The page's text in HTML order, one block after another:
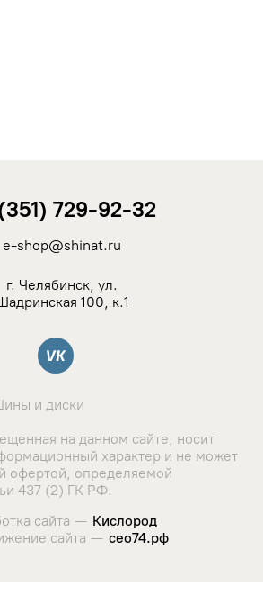
729-92-32
e-shop@shinat.ru
г. Челябинск, ул.
100, к.1
Вконтакте
и диски
на данном сайте, носит
характер и не может
офертой, определяемой
437 (2) ГК РФ.
сайта — Кислород
сайта — сео74.рф